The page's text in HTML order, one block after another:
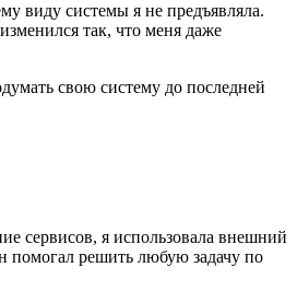
виду системы я не предъявляла.
так, что меня даже
свою систему до последней
сервисов, я использовала внешний
помогал решить любую задачу по